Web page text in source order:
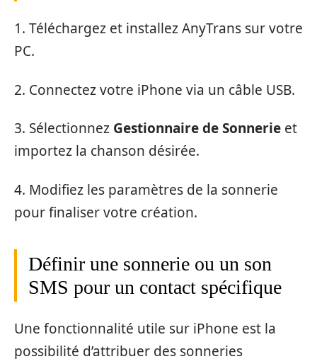
1. Téléchargez et installez AnyTrans sur votre
PC.
2. Connectez votre iPhone via un câble USB.
3. Sélectionnez Gestionnaire de Sonnerie et
importez la chanson désirée.
4. Modifiez les paramètres de la sonnerie
pour finaliser votre création.
Définir une sonnerie ou un son
SMS pour un contact spécifique
Une fonctionnalité utile sur iPhone est la
possibilité d’attribuer des sonneries